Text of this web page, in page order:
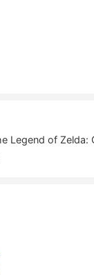
Legend of Zelda: